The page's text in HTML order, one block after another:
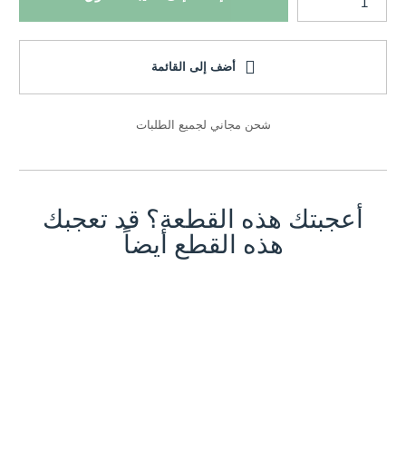
أضف إلى القائمة
شحن مجاني لجميع الطلبات
أعجبتك هذه القطعة؟ قد تعجبك
هذه القطع أيضاً